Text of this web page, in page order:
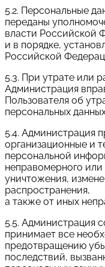
5.2. Персональные
переданы
власти Российской
и в порядке,
Российской
5.3. При утрате или
Администрация
Пользователя об
персональных
5.4. Администрация
организационные и
персональной
неправомерного или
уничтожения,
распространения,
а также от иных
5.5. Администрация
принимает все
предотвращению
последствий,